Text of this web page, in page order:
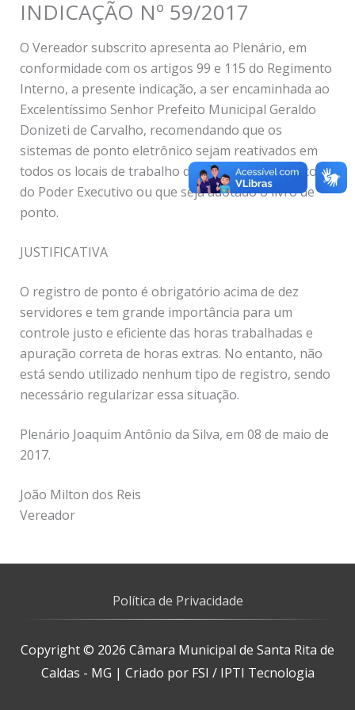
INDICAÇÃO Nº 59/2017
O Vereador subscrito apresenta ao Plenário, em
conformidade com os artigos 99 e 115 do Regimento
Interno, a presente indicação, a ser encaminhada ao
Excelentíssimo Senhor Prefeito Municipal Geraldo
Donizeti de Carvalho, recomendando que os
sistemas de ponto eletrônico sejam reativados em
todos os locais de trabalho dos servidores públicos
do Poder Executivo ou que seja adotado o livro de
ponto.
JUSTIFICATIVA
O registro de ponto é obrigatório acima de dez
servidores e tem grande importância para um
controle justo e eficiente das horas trabalhadas e
apuração correta de horas extras. No entanto, não
está sendo utilizado nenhum tipo de registro, sendo
necessário regularizar essa situação.
Plenário Joaquim Antônio da Silva, em 08 de maio de
2017.
João Milton dos Reis
Vereador
Política de Privacidade
Copyright © 2026 Câmara Municipal de Santa Rita de
Caldas - MG | Criado por FSI / IPTI Tecnologia